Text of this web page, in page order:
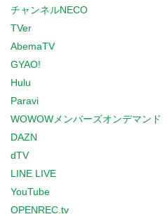
チャンネルNECO
TVer
AbemaTV
GYAO!
Hulu
Paravi
WOWOWメンバーズオンデマンド
DAZN
dTV
LINE LIVE
YouTube
OPENREC.tv